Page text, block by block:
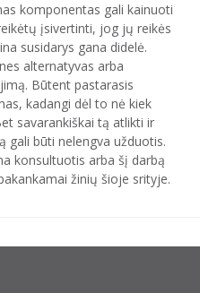
komponentas gali kainuoti
įsivertinti, jog jų reikės
susidarys gana didelė.
alternatyvas arba
Būtent pastarasis
kadangi dėl to nė kiek
savarankiškai tą atlikti ir
gali būti nelengva užduotis.
konsultuotis arba šį darbą
žinių šioje srityje.